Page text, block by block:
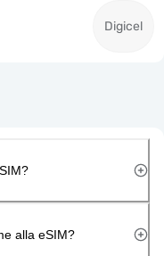
Digicel
alla eSIM?